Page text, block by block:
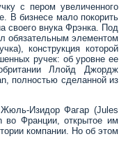
с пером увеличенного
В бизнесе мало покорить
своего внука Фрэнка. Под
обязательным элементом
конструкция которой
ручек: об уровне ее
Ллойд Джордж
полностью сделанной из
Изидор Фагар (Jules
во Франции, открытое им
компании. Но об этом